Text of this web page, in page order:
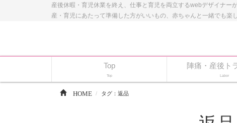
産後休暇・育児休業を終え、仕事と育児を両立するwebデザイナ
産・育児にあたって準備した方がいいもの、赤ちゃんと一緒でも楽
Top
Top
陣痛・産後ト
Labor
HOME タグ：返品